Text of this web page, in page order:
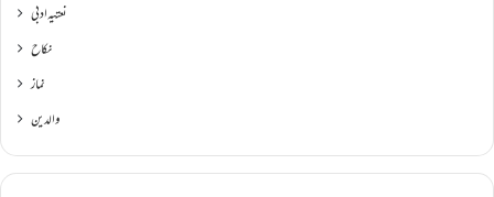
نعتیہ ادبی
نکاح
نماز
والدین